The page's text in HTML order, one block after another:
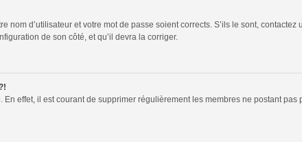
d’utilisateur et votre mot de passe soient corrects. S’ils le sont,
de son côté, et qu’il devra la corriger.
effet, il est courant de supprimer régulièrement les membres ne postant